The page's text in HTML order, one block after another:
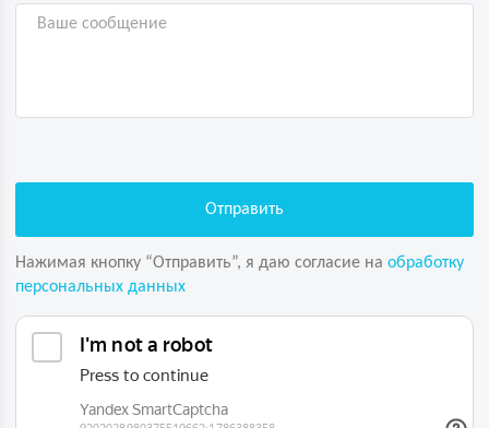
Нажимая кнопку “Отправить”, я даю согласие на обработку
персональных данных